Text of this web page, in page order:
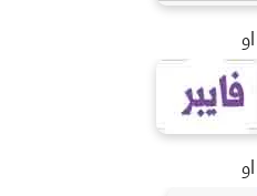
او
او